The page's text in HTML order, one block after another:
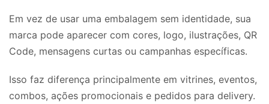
Em vez de usar uma embalagem sem identidade, sua
marca pode aparecer com cores, logo, ilustrações, QR
Code, mensagens curtas ou campanhas específicas.
Isso faz diferença principalmente em vitrines, eventos,
combos, ações promocionais e pedidos para delivery.